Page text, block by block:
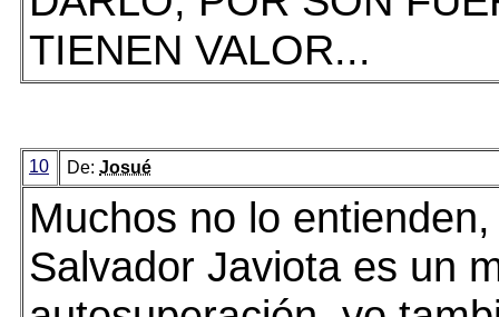
TIENEN VALOR...
10 De: Josué
Muchos no lo
Salvador Javiota es un